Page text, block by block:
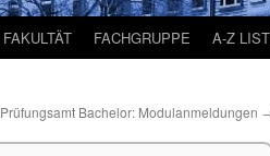
FAKULTÄT FACHGRUPPE A-Z
Prüfungsamt Bachelor: Modulanmeldungen